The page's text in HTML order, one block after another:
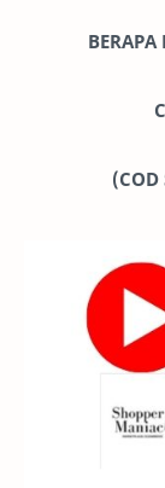
COD